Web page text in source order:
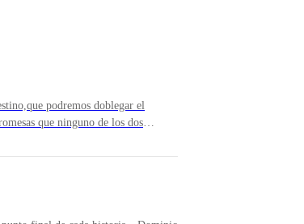
podremos doblegar el
que ninguno de los dos
será siempre el infinito abismo, la
significa que has estado con